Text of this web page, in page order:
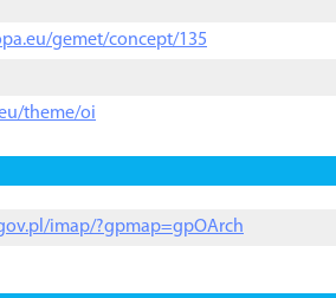
gemet/concept/135
theme/oi
imap/?gpmap=gpOArch